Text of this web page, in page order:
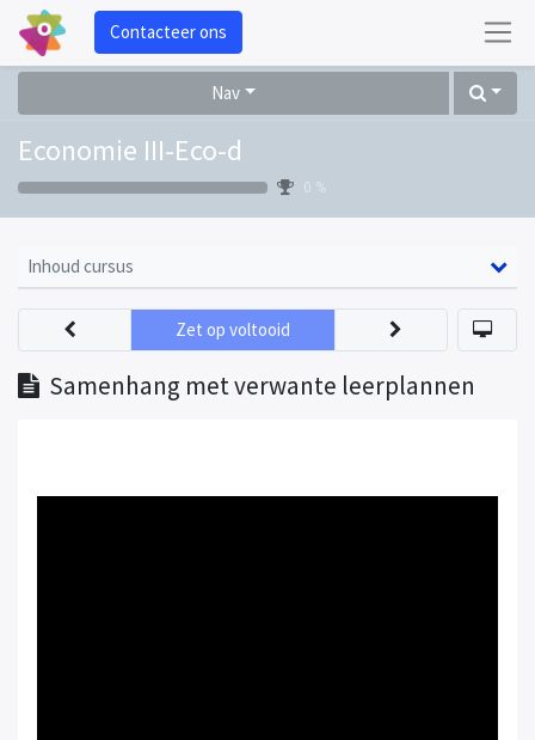
Contacteer ons
Nav
Economie III-Eco-d
0 %
Inhoud cursus
Samenhang met verwante leerplannen
Zet op voltooid